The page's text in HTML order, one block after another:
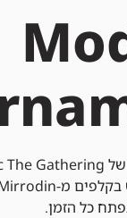
כל הזמן.